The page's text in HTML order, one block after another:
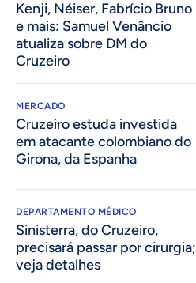
Kenji, Néiser, Fabrício Bruno
e mais: Samuel Venâncio
atualiza sobre DM do
Cruzeiro
MERCADO
Cruzeiro estuda investida
em atacante colombiano do
Girona, da Espanha
DEPARTAMENTO MÉDICO
Sinisterra, do Cruzeiro,
precisará passar por cirurgia;
veja detalhes